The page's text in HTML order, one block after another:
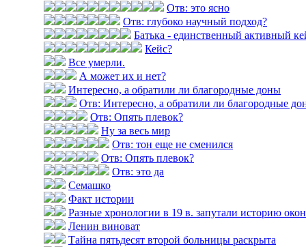
Отв: это ясно
Отв: глубоко научный подход?
Батька - единственный активный
Кейс?
Все умерли.
А может их и нет?
Интересно, а обратили ли благородные доны
Отв: Интересно, а обратили ли благородные
Отв: Опять плевок?
Ну за весь мир
Отв: тон еще не сменился
Отв: Опять плевок?
Отв: это да
Семашко
Факт истории
Разные хронологии в 19 в. запутали историю
Ленин виноват
Тайна пятьдесят второй больницы раскрыта